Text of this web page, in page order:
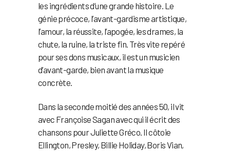
les ingrédients d’une grande histoire. Le
génie précoce, l’avant-gardisme artistique,
l’amour, la réussite, l’apogée, les drames, la
chute, la ruine, la triste fin. Très vite repéré
pour ses dons musicaux, il est un musicien
d’avant-garde, bien avant la musique
concrète.
Dans la seconde moitié des années 50, il vit
avec Françoise Sagan avec qui il écrit des
chansons pour Juliette Gréco. Il côtoie
Ellington, Presley, Billie Holiday, Boris Vian,